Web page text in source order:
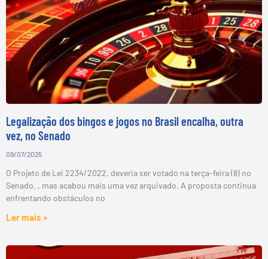
Legalização dos bingos e jogos no Brasil encalha, outra
vez, no Senado
09/07/2025
O Projeto de Lei 2234/2022, deveria ser votado na terça-feira (8) no
Senado, , mas acabou mais uma vez arquivado. A proposta continua
enfrentando obstáculos no
Ler mais »